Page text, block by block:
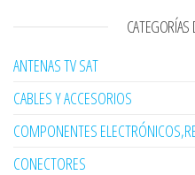
ANTENAS TV SAT
CABLES Y ACCESORIOS
COMPONENTES
CONECTORES